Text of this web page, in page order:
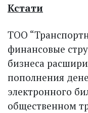
Кстати
ТОО
финансовые
бизнеса
пополнения
электронного
общественном